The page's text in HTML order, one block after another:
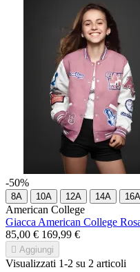
-50%
8A 10A 12A 14A 16A
American College
Giacca American College
85,00 € 169,99 €
 Aggiungi
Visualizzati 1-2 su 2 articoli